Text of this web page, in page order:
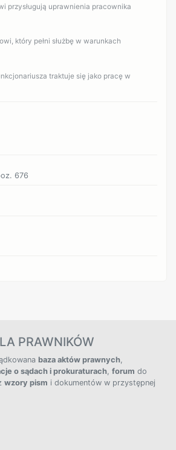
przysługują uprawnienia pracownika
który pełni służbę w warunkach
traktuje się jako pracę w
676
PRAWNIKÓW
baza aktów prawnych,
o sądach i prokuraturach, forum do
wzory pism i dokumentów w przystępnej